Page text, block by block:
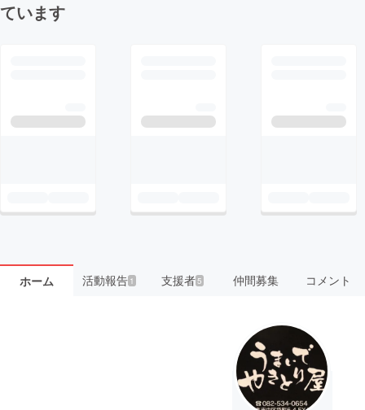
ています
ホーム 活動報告1 支援者5 仲間募集 コメント